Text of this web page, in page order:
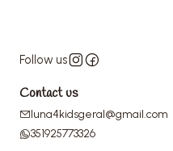
Follow us
Contact us
luna4kidsgeral@gmail.com
351925773326